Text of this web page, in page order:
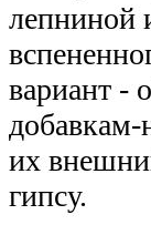
лепниной
вариант -
их
гипсу.